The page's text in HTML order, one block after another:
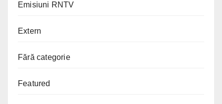
Emisiuni RNTV
Extern
Fără categorie
Featured